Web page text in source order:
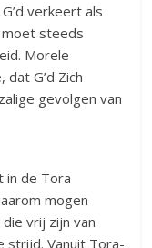
verkeert als
steeds
Morele
G’d Zich
gevolgen van
in de Tora
mogen
vrij zijn van
strijd. Vanuit Tora-